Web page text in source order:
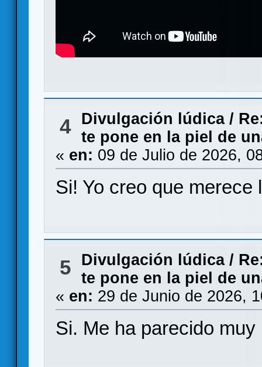
4 Divulgación lúdica/
te pone en la piel de
« en: 09 de Julio de 2026,
Si! Yo creo que merece
5 Divulgación lúdica/
te pone en la piel de
« en: 29 de Junio de 2026,
Si. Me ha parecido